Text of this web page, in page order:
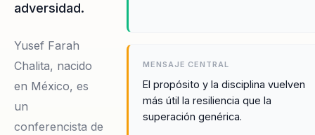
adversidad.
Yusef Farah
Chalita, nacido
en México, es
un
conferencista de
MENSAJE CENTRAL
El propósito y la disciplina vuelven
más útil la resiliencia que la
superación genérica.